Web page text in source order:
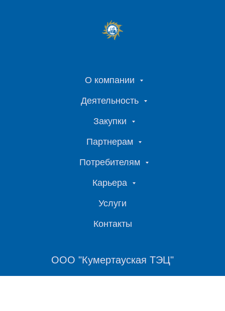
О компании
Деятельность
Закупки
Партнерам
Потребителям
Карьера
Услуги
Контакты
ООО "Кумертауская ТЭЦ"